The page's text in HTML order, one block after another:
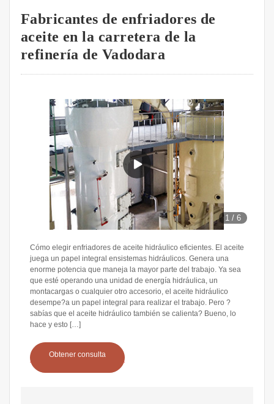
Fabricantes de enfriadores de
aceite en la carretera de la
refinería de Vadodara
1 /6
Cómo elegir enfriadores de aceite hidráulico eficientes. El aceite
juega un papel integral ensistemas hidráulicos. Genera una
enorme potencia que maneja la mayor parte del trabajo. Ya sea
que esté operando una unidad de energía hidráulica, un
montacargas o cualquier otro accesorio, el aceite hidráulico
desempe?a un papel integral para realizar el trabajo. Pero ?
sabías que el aceite hidráulico también se calienta? Bueno, lo
hace y esto […]
Obtener consulta